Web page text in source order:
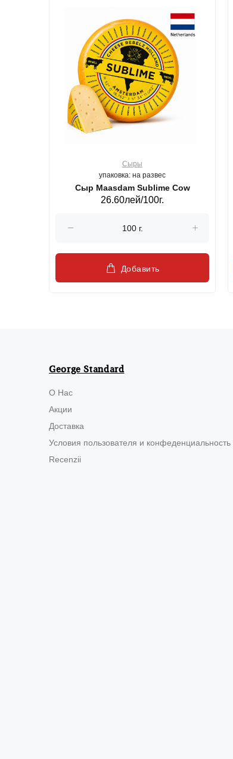
Сыры
упаковка: на развес
Сыр Maasdam Sublime Cow
26.60лей/100г.
Добавить
George Standard
О Нас
Акции
Доставка
Условия пользователя и конфеденциальность
Recenzii